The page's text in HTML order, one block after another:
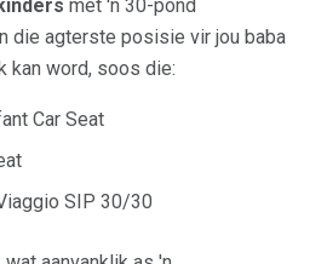
met 'n 30-pond
die agterste posisie vir jou baba
kan word, soos die:
Car Seat
SIP 30/30